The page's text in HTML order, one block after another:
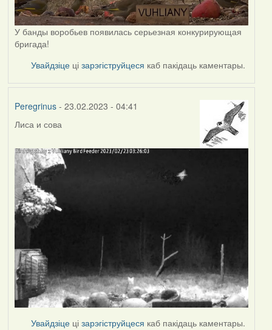
У банды воробьев появилась серьезная конкурирующая
бригада!
Увайдзіце цізарэгіструйцеся каб пакідаць каментары.
Peregrinus- 23.02.2023 - 04:41
Лиса и сова
Увайдзіце цізарэгіструйцеся каб пакідаць каментары.